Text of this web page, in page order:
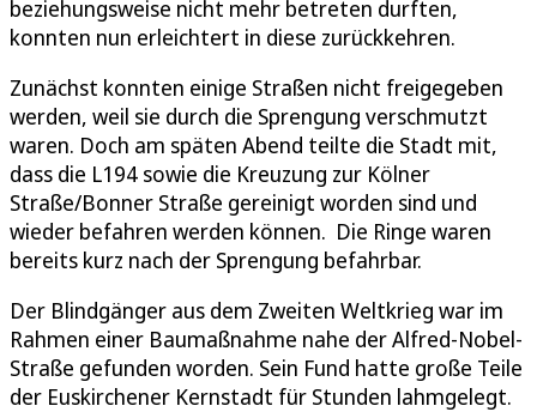
beziehungsweise nicht mehr betreten durften,
konnten nun erleichtert in diese zurückkehren.
Zunächst konnten einige Straßen nicht freigegeben
werden, weil sie durch die Sprengung verschmutzt
waren. Doch am späten Abend teilte die Stadt mit,
dass die L194 sowie die Kreuzung zur Kölner
Straße/Bonner Straße gereinigt worden sind und
wieder befahren werden können. Die Ringe waren
bereits kurz nach der Sprengung befahrbar.
Der Blindgänger aus dem Zweiten Weltkrieg war im
Rahmen einer Baumaßnahme nahe der Alfred-Nobel-
Straße gefunden worden. Sein Fund hatte große Teile
der Euskirchener Kernstadt für Stunden lahmgelegt.